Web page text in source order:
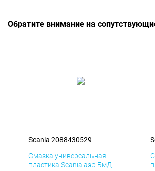
Обратите внимание на
Scania 2088430529
Смазка универсальная
пластика Scania аэр БмД